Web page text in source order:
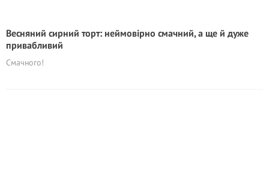
Весняний сирний торт: неймовірно смачний, а ще й дуже
привaбливий
Смачного!